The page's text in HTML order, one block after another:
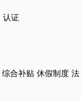
认证
综合补贴 休假制度 法